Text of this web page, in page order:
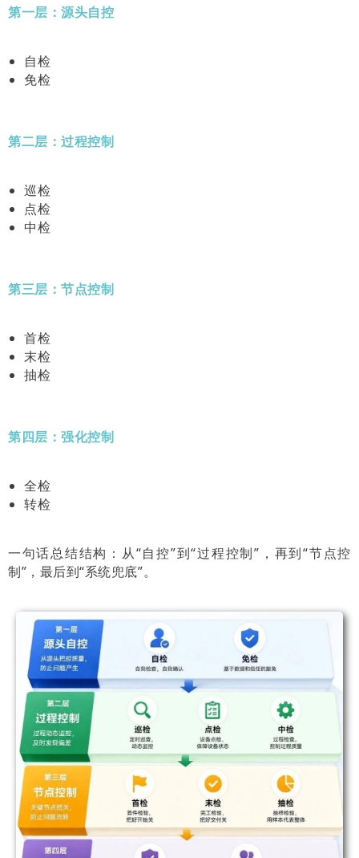
第一层：源头自控
自检
免检
第二层：过程控制
巡检
点检
中检
第三层：节点控制
首检
末检
抽检
第四层：强化控制
全检
转检
一句话总结结构：从“自控”到“过程控制”，再到“节点控
制”，最后到“系统兜底”。